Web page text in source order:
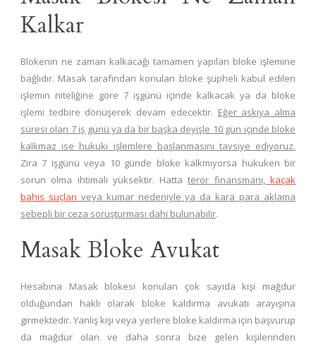
Kalkar
Blokenin ne zaman kalkacağı tamamen yapılan bloke işlemine
bağlıdır. Masak tarafından konulan bloke şüpheli kabul edilen
işlemin niteliğine göre 7 işgünü içinde kalkacak ya da bloke
işlemi tedbire dönüşerek devam edecektir. Eğer askıya alma
süresi olan 7 iş günü ya da bir başka deyişle 10 gün içinde bloke
kalkmaz ise hukuki işlemlere başlanmasını tavsiye ediyoruz.
Zira 7 işgünü veya 10 günde bloke kalkmıyorsa hukuken bir
sorun olma ihtimali yüksektir. Hattaterör finansmanı,kaçak
bahis suçları veya kumar nedeniyle ya da kara para aklama
sebepli bir ceza soruşturması dahi bulunabilir.
Masak Bloke Avukat
Hesabına Masak blokesi konulan çok sayıda kişi mağdur
olduğundan haklı olarak bloke kaldırma avukatı arayışına
girmektedir. Yanlış kişi veya yerlere bloke kaldırma için başvurup
da mağdur olan ve daha sonra bize gelen kişilerinden